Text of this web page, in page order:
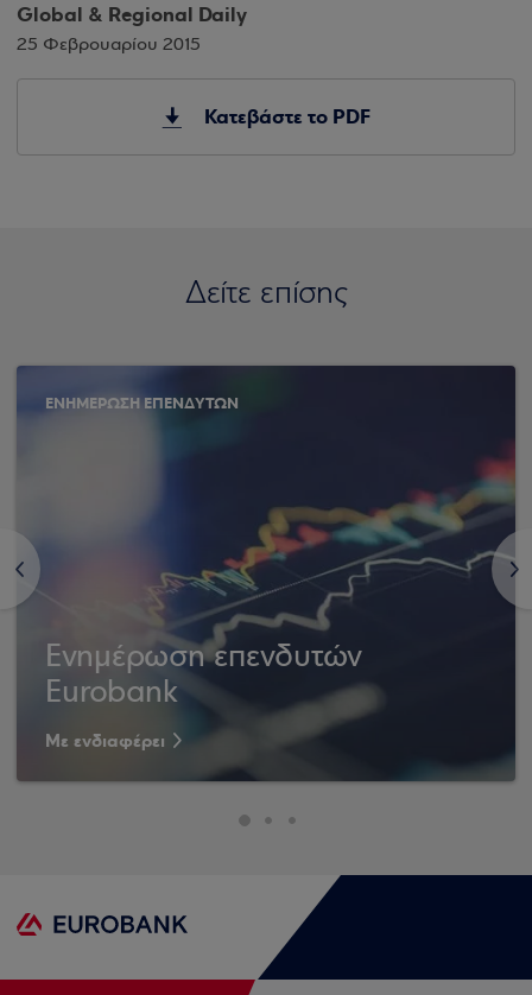
Global & Regional Daily
25 Φεβρουαρίου 2015
Κατεβάστε το PDF
Δείτε επίσης
<
ΕΝΗΜΕΡΩΣΗ ΕΠΕΝΔΥΤΩΝ
Ενημέρωση επενδυτών
Eurobank
Με ενδιαφέρει
>